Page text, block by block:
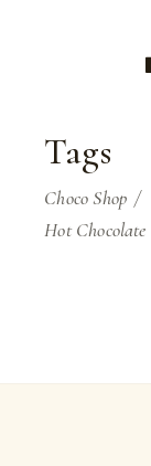
Tags
Choco Shop
Hot Chocolate